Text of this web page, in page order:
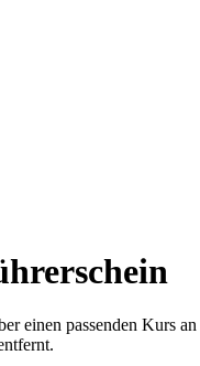
passenden Kurs an